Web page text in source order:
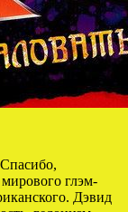
глэм-
Дэвид